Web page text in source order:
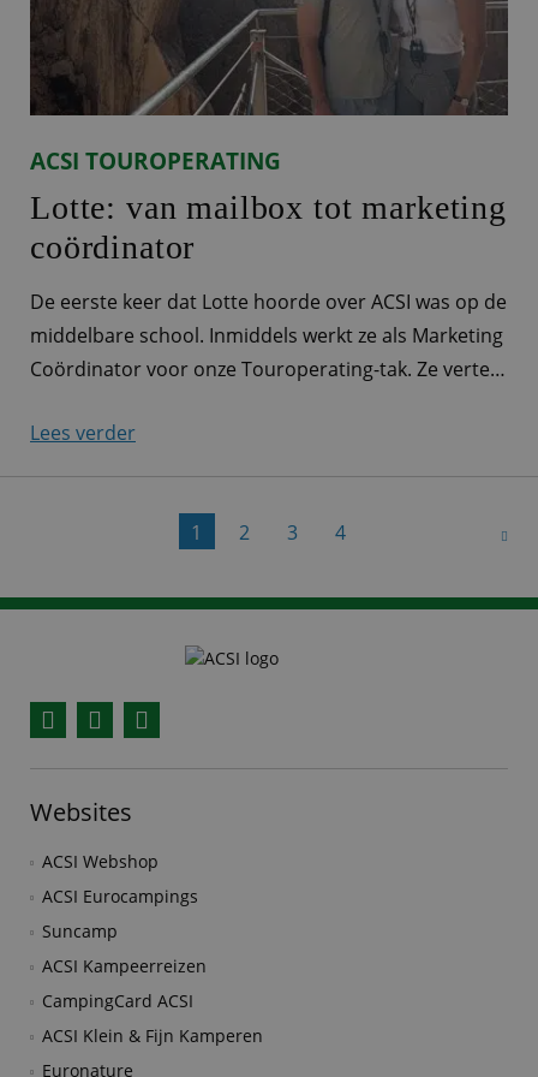
ACSI TOUROPERATING
Lotte: van mailbox tot marketing
coördinator
De eerste keer dat Lotte hoorde over ACSI was op de
middelbare school. Inmiddels werkt ze als Marketing
Coördinator voor onze Touroperating-tak. Ze vertelt
voor alle Touroperating-merken ‘Ieder ACSI-product
heeft zijn eigen productmarketeer. Bij Touroperating
verantwoordelijk voor de
Lees verder
1 2 3 4
Websites
ACSI Webshop
ACSI Eurocampings
Suncamp
ACSI Kampeerreizen
CampingCard ACSI
ACSI Klein & Fijn Kamperen
Euronature